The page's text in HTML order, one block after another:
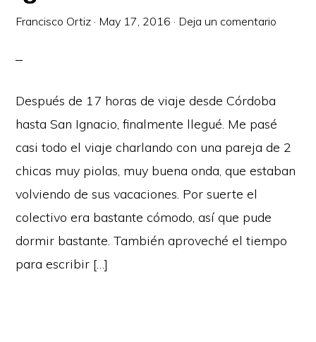
Francisco Ortiz · May 17, 2016 · Deja un comentario
Después de 17 horas de viaje desde Córdoba
hasta San Ignacio, finalmente llegué. Me pasé
casi todo el viaje charlando con una pareja de 2
chicas muy piolas, muy buena onda, que estaban
volviendo de sus vacaciones. Por suerte el
colectivo era bastante cómodo, así que pude
dormir bastante. También aproveché el tiempo
para escribir […]